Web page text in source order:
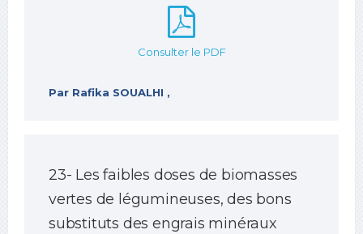
Consulter le PDF
Par Rafika SOUALHI ,
23- Les faibles doses de biomasses
vertes de légumineuses, des bons
substituts des engrais minéraux